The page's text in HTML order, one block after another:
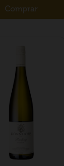
Comprar